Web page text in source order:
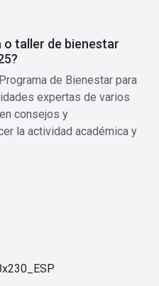
o taller de bienestar
de Bienestar para
expertas de varios
consejos y
la actividad académica y